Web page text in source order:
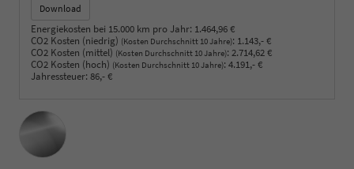
Download
Energiekosten bei 15.000 km pro Jahr: 1.464,96 €
CO2 Kosten (niedrig) (Kosten Durchschnitt 10 Jahre): 1.143,- €
CO2 Kosten (mittel) (Kosten Durchschnitt 10 Jahre): 2.714,62 €
CO2 Kosten (hoch) (Kosten Durchschnitt 10 Jahre): 4.191,- €
Jahressteuer: 86,- €